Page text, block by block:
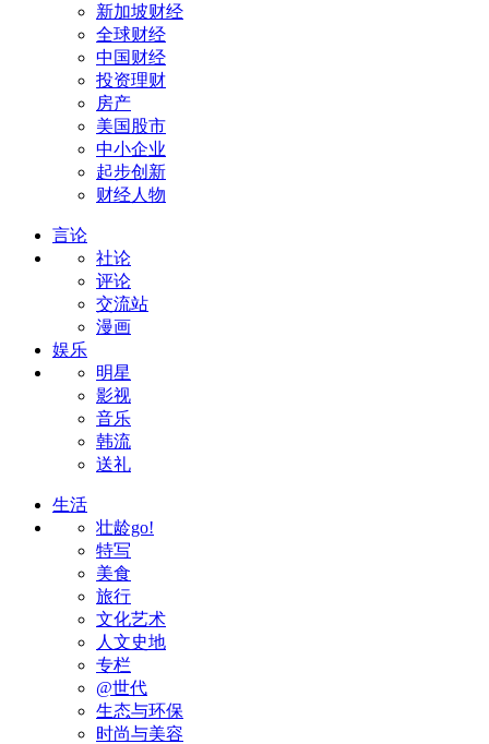
新加坡财经
全球财经
中国财经
投资理财
房产
美国股市
中小企业
起步创新
财经人物
言论
社论
评论
交流站
漫画
娱乐
明星
影视
音乐
韩流
送礼
生活
壮龄go!
特写
美食
旅行
文化艺术
人文史地
专栏
@世代
生态与环保
时尚与美容